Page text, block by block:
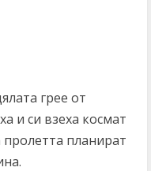
грее от
и си взеха космат
пролетта планират